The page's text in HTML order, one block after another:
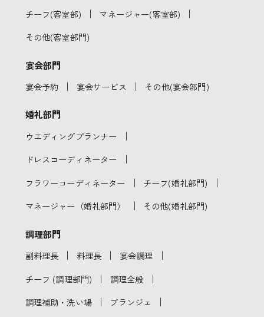
チーフ(客室部) ｜ マネージャー(客室部) ｜
その他(客室部門)
宴会部門
宴会予約 ｜ 宴会サービス ｜ その他(宴会部門)
婚礼部門
ウエディングプランナー ｜
ドレスコーディネーター ｜
フラワーコーディネーター ｜ チーフ(婚礼部門) ｜
マネージャー（婚礼部門） ｜ その他(婚礼部門)
調理部門
副料理長 ｜ 料理長 ｜ 宴会調理 ｜
チーフ (調理部門) ｜ 調理全般 ｜
調理補助・洗い場 ｜ ブランジェ ｜